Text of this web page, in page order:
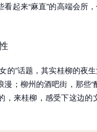
起来“麻直”的高端会所
的”话题，其实桂柳的夜
；柳州的酒吧街，那些
来桂柳，感受下这边的